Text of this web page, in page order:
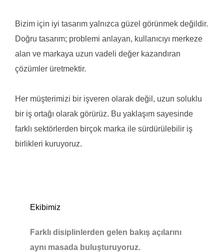
Bizim için iyi tasarım yalnızca güzel görünmek değildir.
Doğru tasarım; problemi anlayan, kullanıcıyı merkeze
alan ve markaya uzun vadeli değer kazandıran
çözümler üretmektir.
Her müşterimizi bir işveren olarak değil, uzun soluklu
bir iş ortağı olarak görürüz. Bu yaklaşım sayesinde
farklı sektörlerden birçok marka ile sürdürülebilir iş
birlikleri kuruyoruz.
Ekibimiz
Farklı disiplinlerden gelen bakış açılarını
aynı masada buluşturuyoruz.